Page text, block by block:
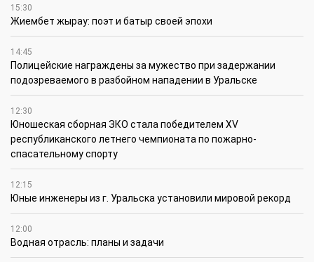
15:30
Жиембет жырау: поэт и батыр своей эпохи
14:45
Полицейские награждены за мужество при задержании
подозреваемого в разбойном нападении в Уральске
12:30
Юношеская сборная ЗКО стала победителем XV
республиканского летнего чемпионата по пожарно-
спасательному спорту
12:15
Юные инженеры из г. Уральска установили мировой рекорд
12:00
Водная отрасль: планы и задачи